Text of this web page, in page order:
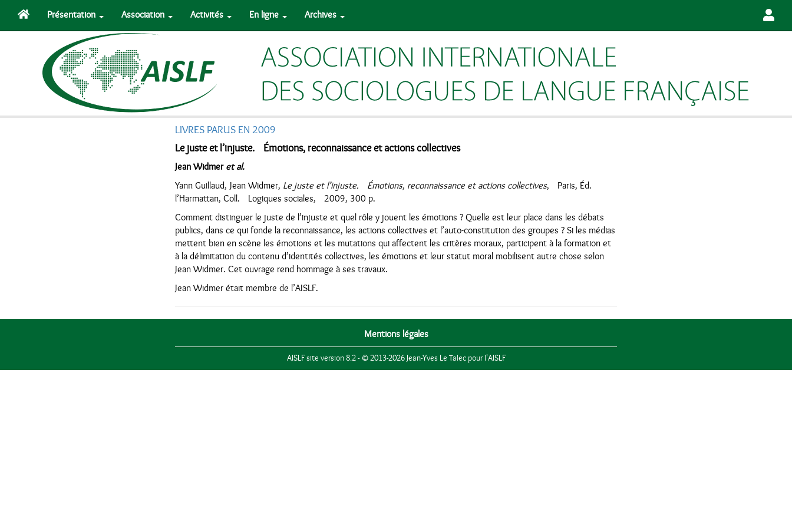
Présentation Association Activités En ligne Archives
LIVRES PARUS EN 2009
Le juste et l’injuste. Émotions, reconnaissance et actions collectives
Jean Widmer et al.
Yann Guillaud, Jean Widmer, Le juste et l’injuste. Émotions, reconnaissance et actions collectives, Paris, Éd.
l’Harmattan, Coll. Logiques sociales, 2009, 300 p.
Comment distinguer le juste de l’injuste et quel rôle y jouent les émotions ? Quelle est leur place dans les débats
publics, dans ce qui fonde la reconnaissance, les actions collectives et l’auto-constitution des groupes ? Si les médias
mettent bien en scène les émotions et les mutations qui affectent les critères moraux, participent à la formation et
à la délimitation du contenu d’identités collectives, les émotions et leur statut moral mobilisent autre chose selon
Jean Widmer. Cet ouvrage rend hommage à ses travaux.
Jean Widmer était membre de l’AISLF.
Mentions légales
AISLF site version 8.2 - © 2013-2026 Jean-Yves Le Talec pour l'AISLF